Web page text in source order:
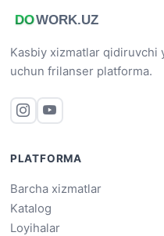
Kasbiy xizmatlar qidiruvchi
uchun frilanser platforma.
PLATFORMA
Barcha xizmatlar
Katalog
Loyihalar